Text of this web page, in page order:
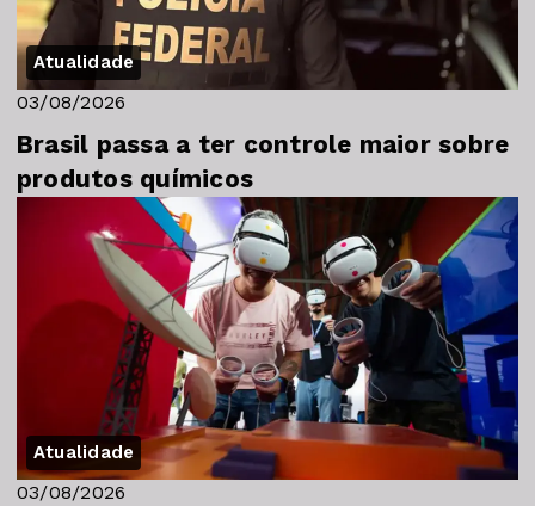
Atualidade
03/08/2026
Brasil passa a ter controle maior sobre
produtos químicos
Atualidade
03/08/2026